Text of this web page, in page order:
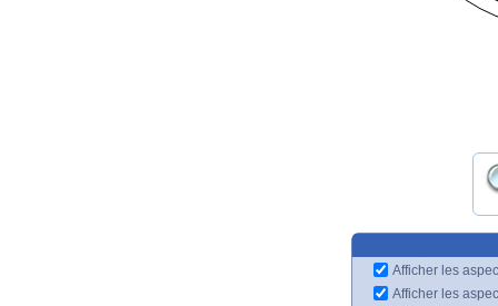
Afficher les
Afficher les